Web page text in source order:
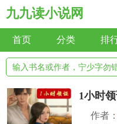
九九读小说网
首页 分类 排
1小时
作者：